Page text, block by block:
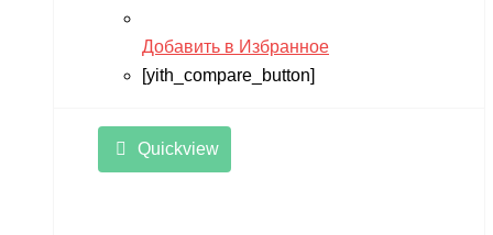
Добавить в Избранное
[yith_compare_button]
Quickview